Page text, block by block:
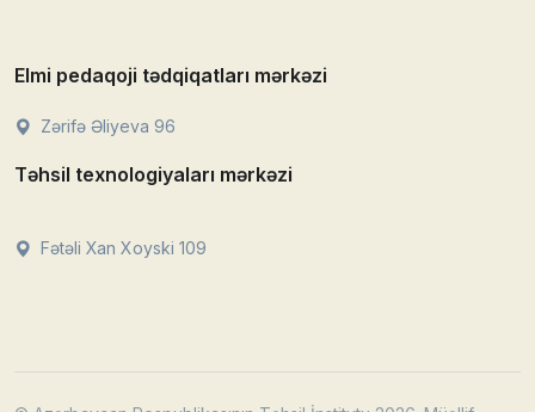
Elmi pedaqoji tədqiqatları mərkəzi
Zərifə Əliyeva 96
Təhsil texnologiyaları mərkəzi
Fətəli Xan Xoyski 109